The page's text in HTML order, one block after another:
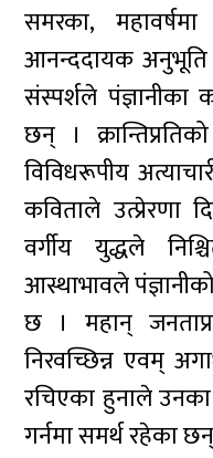
समरका,
आनन्ददायक
संस्पर्शले पंज्ञानीका
छन् ।
विविधरूपीय
कविताले उत्प्रेरणा
वर्गीय युद्धले
आस्थाभावले
छ । महान्‌
निरवच्छिन्न एवम्
रचिएका हुनाले उनका
गर्नमा समर्थ रहेका